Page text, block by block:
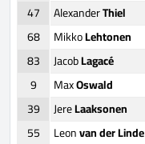
47
AlexanderThiel
68
MikkoLehtonen
83
JacobLagacé
9
MaxOswald
39
JereLaaksonen
55
Leonvan der Linde